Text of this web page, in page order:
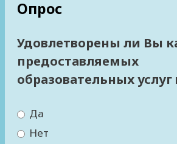
Опрос
Удовлетворены ли Вы
предоставляемых
образовательных услуг
Да
Нет